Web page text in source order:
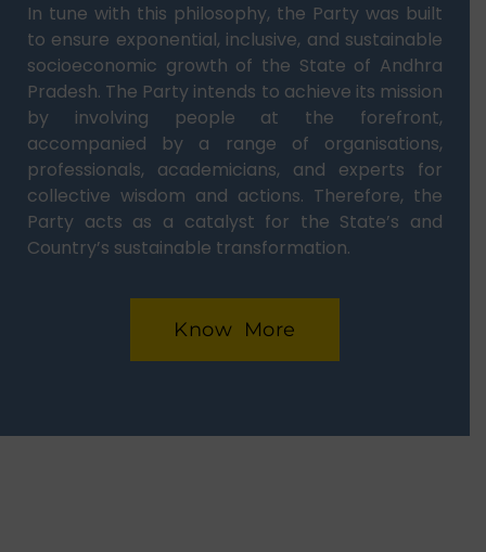
In tune with this philosophy, the Party was built
to ensure exponential, inclusive, and sustainable
socioeconomic growth of the State of Andhra
Pradesh. The Party intends to achieve its mission
by involving people at the forefront,
accompanied by a range of organisations,
professionals, academicians, and experts for
collective wisdom and actions. Therefore, the
Party acts as a catalyst for the State’s and
Country’s sustainable transformation.
Know More